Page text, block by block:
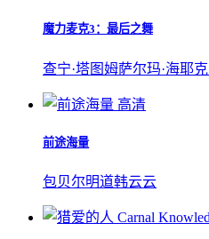
魔力麦克3：最后之舞
查宁·塔图姆萨尔玛·海耶克
高清
前途海量
包贝尔明道韩云云